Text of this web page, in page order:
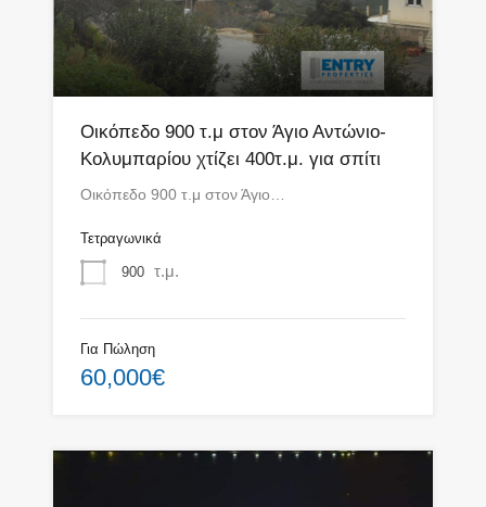
Οικόπεδο 900 τ.μ στoν Άγιο Αντώνιο-
Κολυμπαρίου χτίζει 400τ.μ. για σπίτι
Οικόπεδο 900 τ.μ στoν Άγιο…
Τετραγωνικά
900 τ.μ.
Για Πώληση
60,000€